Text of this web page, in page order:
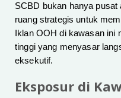
SCBD bukan hanya
ruang strategis untuk
Iklan OOH di kawasan ini
tinggi yang menyasar
eksekutif.
Eksposur di